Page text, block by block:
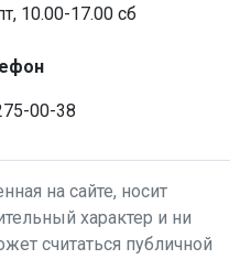
10.00-17.00 сб
00-38
на сайте, носит
характер и ни
считаться публичной